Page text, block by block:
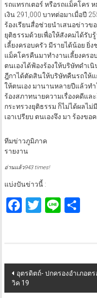
รถแทรกเตอร์ หรือรถแม็คโคร
เงิน 291,000 บาทต่อมาเมื่อปี
ร้องเรียนสื่อช่วยนำเสนอข่าวข
ยุติธรรมด้วยเพื่อให้สังคมได้รับ
เลี้ยงครอบครัว มีรายได้น้อย ยิ่
แม็คโครคืนมาทำงานเลี้ยงคร
ตนเองได้ฟ้องร้องให้บริษัทดำเ
ฎีกาได้ตัดสินให้บริษัทคืนรถให้แ
ให้ตนเอง มานานหลายปีแล้วทำ
ร้องสภาทนายความเรื่องคดีแล
กระทรวงยุติธรรม ก็ไม่ได้ผลไม่
เอาเปรียบ ตนเองจึง มา ร้องข
ทีมข่าวภูมิภาค
รายงาน
อ่านแล้ว943 times!
แบ่งปันข่าวนี้ :
Facebook
Twitter
Line
Post
navigation
อุตรดิตถ์- ปกครองอำเภอต
วิค 19